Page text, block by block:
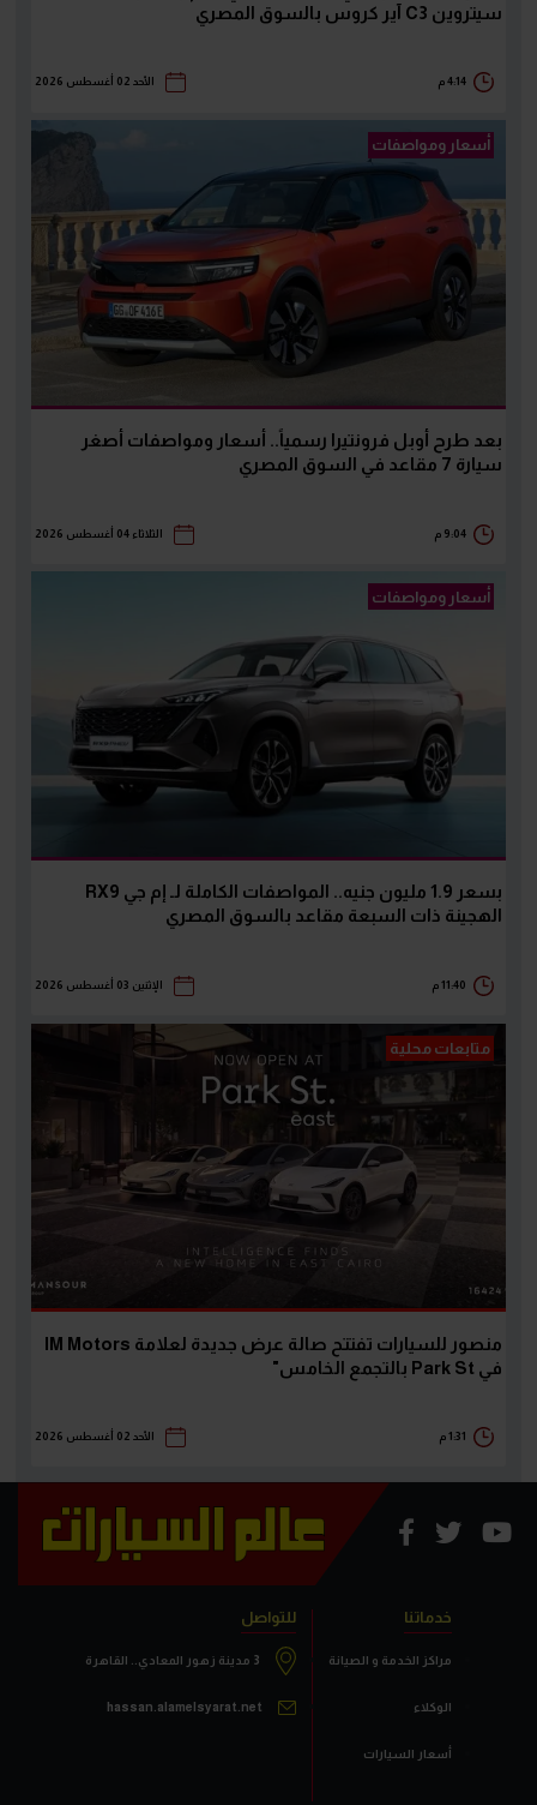
سيتروين C3 آير كروس بالسوق المصري
4:14 م الأحد 02 أغسطس 2026
أسعار ومواصفات
بعد طرح أوبل فرونتيرا رسمياً.. أسعار ومواصفات أصغر
سيارة 7 مقاعد في السوق المصري
9:04 م الثلاثاء 04 أغسطس 2026
أسعار ومواصفات
بسعر 1.9 مليون جنيه.. المواصفات الكاملة لـ إم جي RX9
الهجينة ذات السبعة مقاعد بالسوق المصري
11:40 م الإثنين 03 أغسطس 2026
متابعات محلية
منصور للسيارات تفتتح صالة عرض جديدة لعلامة IM Motors
في Park St بالتجمع الخامس"
1:31 م الأحد 02 أغسطس 2026
خدماتنا
مراكز الخدمة و الصيانة
الوكلاء
أسعار السيارات
للتواصل
3 مدينة زهور المعادي.. القاهرة
hassan.alamelsyarat.net